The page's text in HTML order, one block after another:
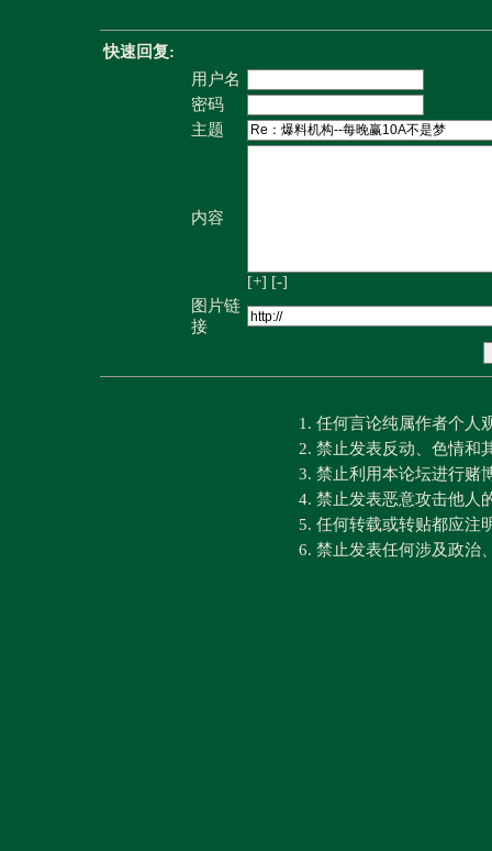
快速回复:
用户名
密码
主题
内容
[+] [-]
图片链
接
1. 任何言论纯属作者个人
2. 禁止发表反动、色情和
3. 禁止利用本论坛进行赌
4. 禁止发表恶意攻击他人
5. 任何转载或转贴都应注
6. 禁止发表任何涉及政治